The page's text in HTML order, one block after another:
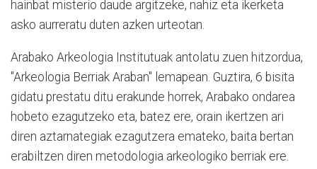
hainbat misterio daude argitzeke, nahiz eta ikerketa
asko aurreratu duten azken urteotan.
Arabako Arkeologia Institutuak antolatu zuen hitzordua,
"Arkeologia Berriak Araban" lemapean. Guztira, 6 bisita
gidatu prestatu ditu erakunde horrek, Arabako ondarea
hobeto ezagutzeko eta, batez ere, orain ikertzen ari
diren aztarnategiak ezagutzera emateko, baita bertan
erabiltzen diren metodologia arkeologiko berriak ere.